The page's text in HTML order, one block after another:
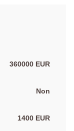
360000 EUR
Non
1400 EUR